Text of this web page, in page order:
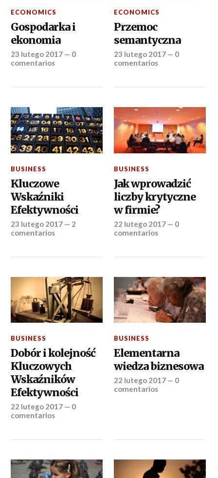
ECONOMICS
Gospodarka i
ekonomia
23 lutego 2017 — 0
comentarios
ECONOMICS
Przemoc
semantyczna
23 lutego 2017 — 0
comentarios
BUSINESS
Kluczowe
Wskaźniki
Efektywności
23 lutego 2017 — 2
comentarios
BUSINESS
Jak wprowadzić
liczby krytyczne
w firmie?
22 lutego 2017 — 0
comentarios
BUSINESS
Dobór i kolejność
Kluczowych
Wskaźników
Efektywności
22 lutego 2017 — 0
comentarios
BUSINESS
Elementarna
wiedza biznesowa
22 lutego 2017 — 0
comentarios